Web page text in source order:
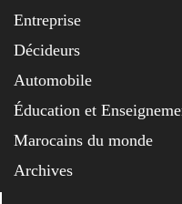
Entreprise
Décideurs
Automobile
Éducation et
Marocains du monde
Archives